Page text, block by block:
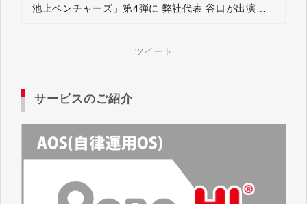
池上ベンチャーズ」第4弾に 弊社代表 谷口が出演し
ツイート
サービスのご紹介